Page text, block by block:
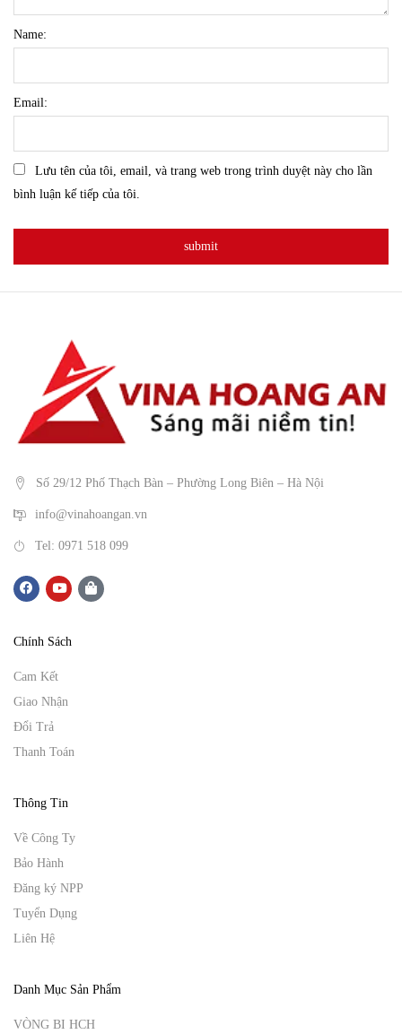
Name:
Email:
Lưu tên của tôi, email, và trang web trong trình duyệt này cho lần
bình luận kế tiếp của tôi.
Số 29/12 Phố Thạch Bàn – Phường Long Biên – Hà Nội
info@vinahoangan.vn
Tel: 0971 518 099
Chính Sách
Cam Kết
Giao Nhận
Đổi Trả
Thanh Toán
Thông Tin
Về Công Ty
Bảo Hành
Đăng ký NPP
Tuyển Dụng
Liên Hệ
Danh Mục Sản Phẩm
VÒNG BI HCH